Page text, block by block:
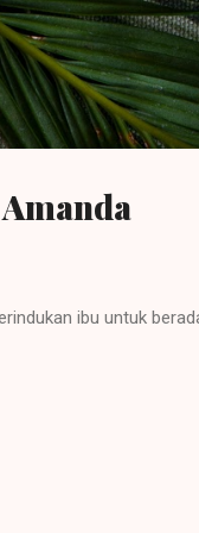
konten utama
ibu untuk